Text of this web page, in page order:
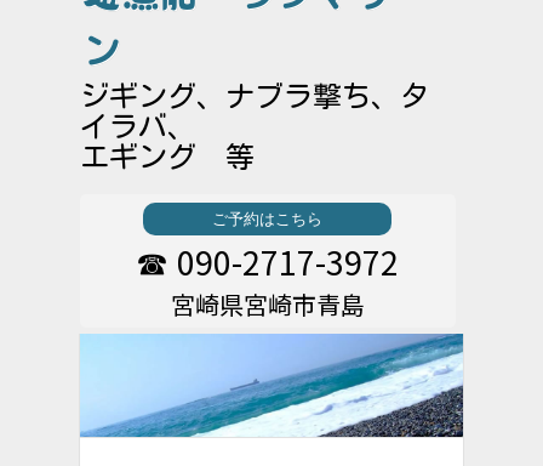
ン
ジギング、ナブラ撃ち、タ
イラバ、
エギング 等
ご予約はこちら
☎ 090-2717-3972
宮崎県宮崎市青島